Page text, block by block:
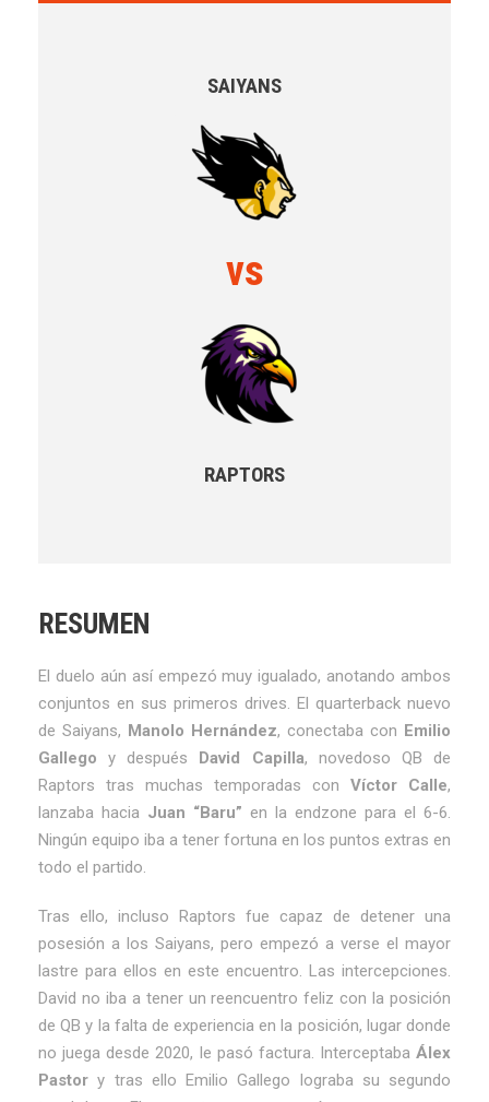
SAIYANS
vs
RAPTORS
RESUMEN
El duelo aún así empezó muy igualado, anotando ambos
conjuntos en sus primeros drives. El quarterback nuevo
de Saiyans, Manolo Hernández, conectaba con Emilio
Gallego y después David Capilla, novedoso QB de
Raptors tras muchas temporadas con Víctor Calle,
lanzaba hacia Juan “Baru” en la endzone para el 6-6.
Ningún equipo iba a tener fortuna en los puntos extras en
todo el partido.
Tras ello, incluso Raptors fue capaz de detener una
posesión a los Saiyans, pero empezó a verse el mayor
lastre para ellos en este encuentro. Las intercepciones.
David no iba a tener un reencuentro feliz con la posición
de QB y la falta de experiencia en la posición, lugar donde
no juega desde 2020, le pasó factura. Interceptaba Álex
Pastor y tras ello Emilio Gallego lograba su segundo